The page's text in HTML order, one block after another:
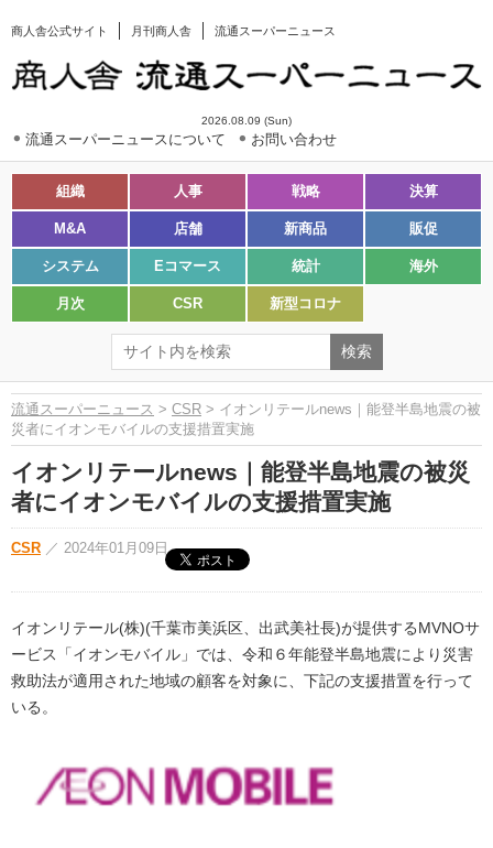
商人舎公式サイト 月刊商人舎 流通スーパーニュース
2026.08.09 (Sun)
流通スーパーニュースについて お問い合わせ
組織 人事 戦略 決算
M&A 店舗 新商品 販促
システム Eコマース 統計 海外
月次 CSR 新型コロナ
流通スーパーニュース > CSR > イオンリテールnews｜能登半島地震の被
災者にイオンモバイルの支援措置実施
イオンリテールnews｜能登半島地震の被災
者にイオンモバイルの支援措置実施
CSR ／ 2024年01月09日
イオンリテール(株)(千葉市美浜区、出武美社長)が提供するMVNOサ
ービス「イオンモバイル」では、令和６年能登半島地震により災害
救助法が適用された地域の顧客を対象に、下記の支援措置を行って
いる。